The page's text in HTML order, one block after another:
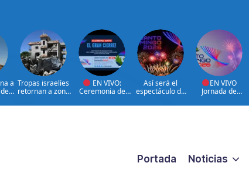
a Tropas israelíes
retornan a zona
Líbano
EN VIVO:
Ceremonia de
XXV Juegos
Así será el
espectáculo de
Juegos
EN VIVO
Jornada de
Juegos
Portada Noticias